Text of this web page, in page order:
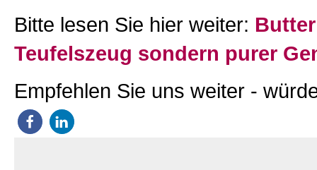
Bitte lesen Sie hier weiter:
Teufelszeug sondern purer
Empfehlen Sie uns weiter -